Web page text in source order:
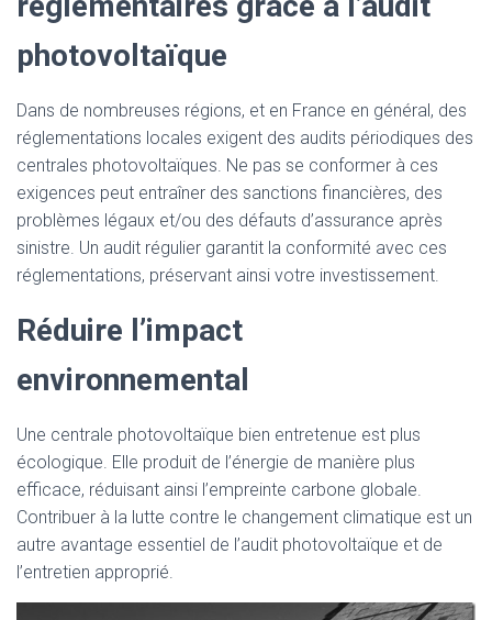
photovoltaïque
Dans de nombreuses régions, et en France en général, des
réglementations locales exigent des audits périodiques des
centrales photovoltaïques. Ne pas se conformer à ces
exigences peut entraîner des sanctions financières, des
problèmes légaux et/ou des défauts d’assurance après
sinistre. Un audit régulier garantit la conformité avec ces
réglementations, préservant ainsi votre investissement.
Réduire l’impact
environnemental
Une centrale photovoltaïque bien entretenue est plus
écologique. Elle produit de l’énergie de manière plus
efficace, réduisant ainsi l’empreinte carbone globale.
Contribuer à la lutte contre le changement climatique est un
autre avantage essentiel de l’audit photovoltaïque et de
l’entretien approprié.